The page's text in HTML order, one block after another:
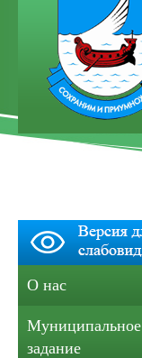
О нас
Муниципальное
задание